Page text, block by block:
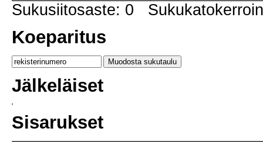
Sukusiitosaste: 0
Koeparitus
Jälkeläiset
Sisarukset